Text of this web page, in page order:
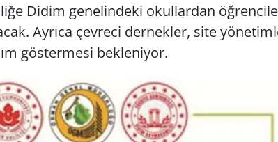
Didim ge­ne­lin­de­ki okul­lar­dan
Ay­rı­ca çev­re­ci der­nek­ler, site
gös­ter­me­si bek­le­ni­yor.